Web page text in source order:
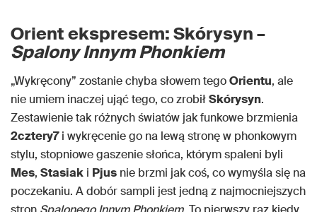
Orient ekspresem: Skórysyn –
Spalony Innym Phonkiem
„Wykręcony” zostanie chyba słowem tegoOrientu, ale
nie umiem inaczej ująć tego, co zrobiłSkórysyn.
Zestawienie tak różnych światów jak funkowe brzmienia
2cztery7i wykręcenie go na lewą stronę w phonkowym
stylu, stopniowe gaszenie słońca, którym spaleni byli
Mes, Stasiak i Pjus nie brzmi jak coś, co wymyśla się na
poczekaniu. A dobór sampli jest jedną z najmocniejszych